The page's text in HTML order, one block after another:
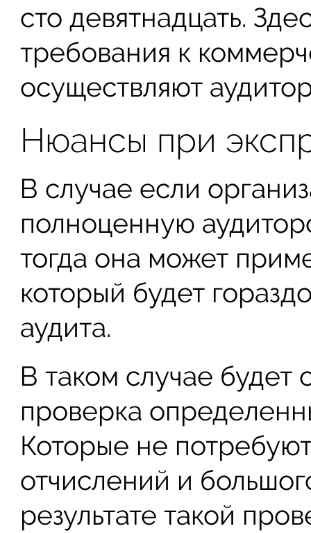
сто девятнадцать.
требования к
осуществляют
Нюансы при
В случае если
полноценную
тогда она может
который будет
аудита.
В таком случае будет
проверка
Которые не
отчислений и
результате такой